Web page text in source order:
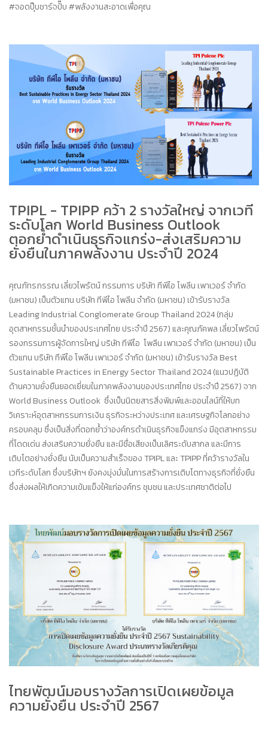
#จอดปุ๊บชาร์จปั๊บ #พลังงานสะอาดเพื่อคุณ
TPIPL - TPIPP คว้า 2 รางวัลใหญ่ จากเวที
ระดับโลก World Business Outlook
ตอกย้ำดำเนินธุรกิจแกร่ง-ส่งเสริมความ
ยั่งยืนในภาคพลังงาน ประจำปี 2024
คุณภัทรภรรณ เลี่ยวไพรัตน์ กรรมการ บริษัท ทีพีไอ โพลีน เพาเวอร์ จำกัด
(มหาชน) เป็นตัวแทน บริษัท ทีพีไอ โพลีน จำกัด (มหาชน) เข้ารับรางวัล
Leading Industrial Conglomerate Group Thailand 2024 (กลุ่ม
อุตสาหกรรมชั้นนำของประเทศไทย ประจำปี 2567) และคุณภัคพล เลี่ยวไพรัตน์
รองกรรมการผู้จัดการใหญ่ บริษัท ทีพีไอ โพลีน เพาเวอร์ จำกัด (มหาชน) เป็น
ตัวแทน บริษัท ทีพีไอ โพลีน เพาเวอร์ จำกัด (มหาชน) เข้ารับรางวัล Best
Sustainable Practices in Energy Sector Thailand 2024 (แนวปฏิบัติ
ด้านความยั่งยืนยอดเยี่ยมในภาคพลังงานของประเทศไทย ประจำปี 2567) จาก
World Business Outlook ซึ่งเป็นนิตยสารสิ่งพิมพ์และออนไลน์ที่ให้บท
วิเคราะห์อุตสาหกรรมการเงิน ธุรกิจระหว่างประเทศ และเศรษฐกิจโลกอย่าง
ครอบคลุม ซึ่งเป็นสิ่งที่ตอกย้ำว่าองค์กรดำเนินธุรกิจแข็งแกร่ง มีอุตสาหกรรม
ที่โดดเด่น ส่งเสริมความยั่งยืน และมีชื่อเสียงเป็นเลิศระดับสากล และมีการ
เติบโตอย่างยั่งยืน นับเป็นความสำเร็จของ TPIPL และ TPIPP ที่คว้ารางวัลใน
เวทีระดับโลก ซึ่งบริษัทฯ ยังคงมุ่งมั่นในการสร้างการเติบโตทางธุรกิจที่ยั่งยืน
ซึ่งส่งผลให้เกิดความเข้มแข็งให้แก่องค์กร ชุมชน และประเทศชาติต่อไป
ไทยพัฒน์มอบรางวัลการเปิดเผยข้อมูล
ความยั่งยืน ประจำปี 2567